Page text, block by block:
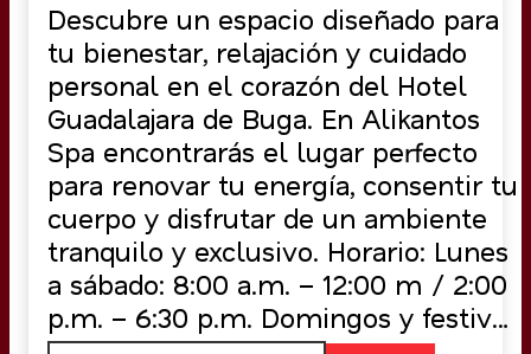
Descubre un espacio diseñado para
tu bienestar, relajación y cuidado
personal en el corazón del Hotel
Guadalajara de Buga. En Alikantos
Spa encontrarás el lugar perfecto
para renovar tu energía, consentir tu
cuerpo y disfrutar de un ambiente
tranquilo y exclusivo. Horario: Lunes
a sábado: 8:00 a.m. – 12:00 m / 2:00
p.m. – 6:30 p.m. Domingos y festivos